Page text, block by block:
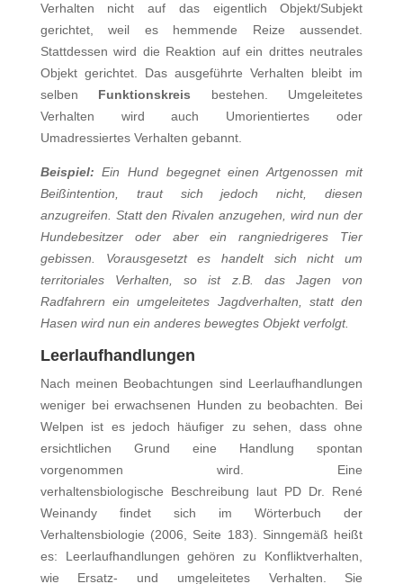
Verhalten nicht auf das eigentlich Objekt/Subjekt
gerichtet, weil es hemmende Reize aussendet.
Stattdessen wird die Reaktion auf ein drittes neutrales
Objekt gerichtet. Das ausgeführte Verhalten bleibt im
selben Funktionskreis bestehen. Umgeleitetes
Verhalten wird auch Umorientiertes oder
Umadressiertes Verhalten gebannt.
Beispiel:Ein Hund begegnet einen Artgenossen mit
Beißintention, traut sich jedoch nicht, diesen
anzugreifen. Statt den Rivalen anzugehen, wird nun der
Hundebesitzer oder aber ein rangniedrigeres Tier
gebissen. Vorausgesetzt es handelt sich nicht um
territoriales Verhalten, so ist z.B. das Jagen von
Radfahrern ein umgeleitetes Jagdverhalten, statt den
Hasen wird nun ein anderes bewegtes Objekt verfolgt.
Leerlaufhandlungen
Nach meinen Beobachtungen sind Leerlaufhandlungen
weniger bei erwachsenen Hunden zu beobachten. Bei
Welpen ist es jedoch häufiger zu sehen, dass ohne
ersichtlichen Grund eine Handlung spontan
vorgenommen wird. Eine
verhaltensbiologische Beschreibung laut PD Dr. René
Weinandy findet sich im Wörterbuch der
Verhaltensbiologie (2006, Seite 183). Sinngemäß heißt
es: Leerlaufhandlungen gehören zu Konfliktverhalten,
wie Ersatz- und umgeleitetes Verhalten. Sie